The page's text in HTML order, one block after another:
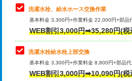
業）
排水管工事（排水管工事/3ｍまで）
排水管工事（追加 排水管工事/3ｍ超
え）
マス交換（土の掘削・埋め戻し作業
キッチンタンク脱着
その他部品の脱着
交換・取付（タンク）
交換・取付(単水栓（壁付・デッキ
洗濯水栓、給水ホース交換作業
基本料金 3,300円+作業料金 22,000円+部品
WEB割引3,000円➡35,280円(税
洗濯水栓給水栓上部交換
基本料金 3,300円+作業料金 8,800円+部品
WEB割引3,000円➡10,090円(税